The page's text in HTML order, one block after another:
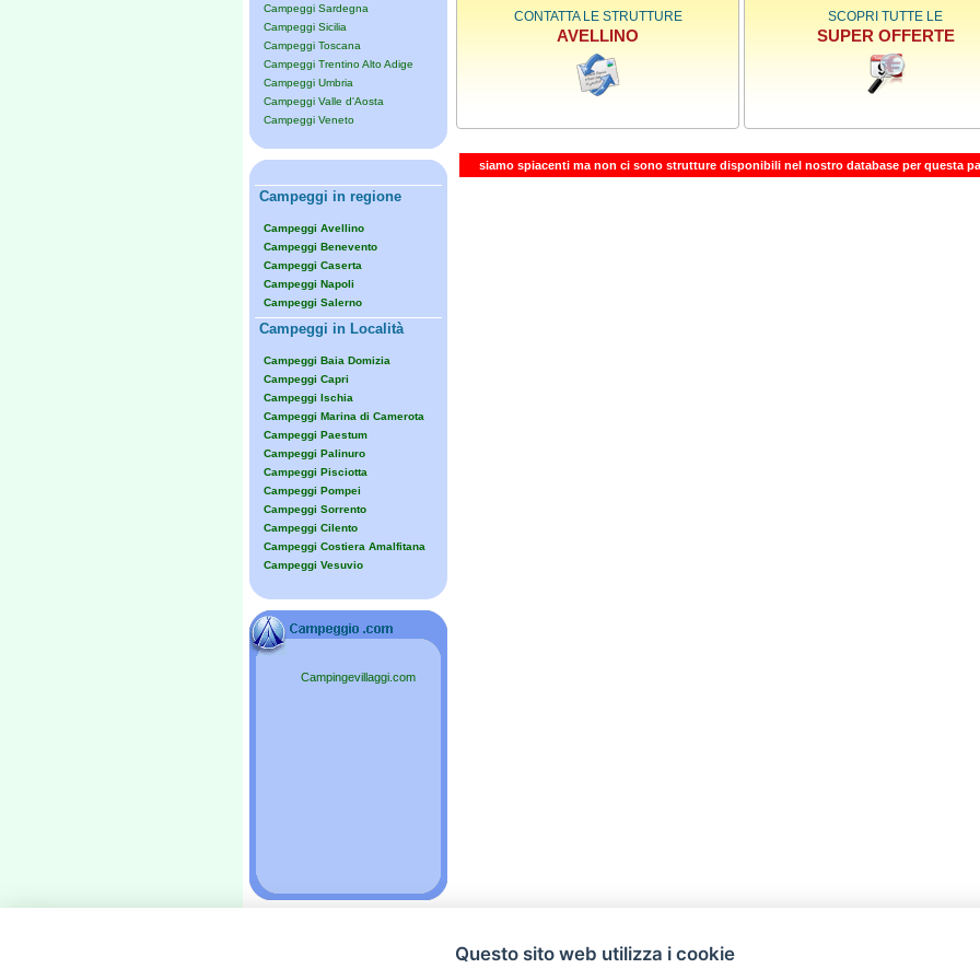
Campeggi Sardegna
Campeggi Sicilia
Campeggi Toscana
Campeggi Trentino Alto Adige
Campeggi Umbria
Campeggi Valle d'Aosta
Campeggi Veneto
Campeggi in regione
Campeggi Avellino
Campeggi Benevento
Campeggi Caserta
Campeggi Napoli
Campeggi Salerno
Campeggi in Località
Campeggi Baia Domizia
Campeggi Capri
Campeggi Ischia
Campeggi Marina di Camerota
Campeggi Paestum
Campeggi Palinuro
Campeggi Pisciotta
Campeggi Pompei
Campeggi Sorrento
Campeggi Cilento
Campeggi Costiera Amalfitana
Campeggi Vesuvio
Campingevillaggi.com
CONTATTA LE STRUTTURE
AVELLINO
SCOPRI TUTTE LE
SUPER OFFERTE
siamo spiacenti ma non ci sono strutture disponibili nel nostro database per questa
Questo sito web utilizza i cookie